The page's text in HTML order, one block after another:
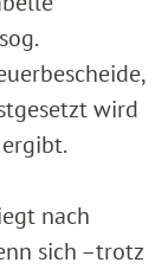
wird
nach
sich –trotz